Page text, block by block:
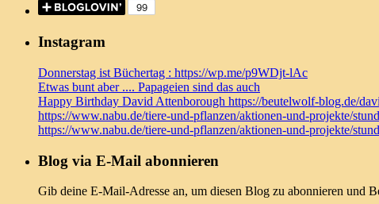
Instagram
Donnerstag ist Büchertag : https://wp.me/p9WDjt-lAc
Etwas bunt aber .... Papageien sind das auch
Happy Birthday David Attenborough https://beutelwolf-blog.de/
https://www.nabu.de/tiere-und-pflanzen/aktionen-und-projekte/
https://www.nabu.de/tiere-und-pflanzen/aktionen-und-projekte/
Blog via E-Mail abonnieren
Gib deine E-Mail-Adresse an, um diesen Blog zu abonnieren und